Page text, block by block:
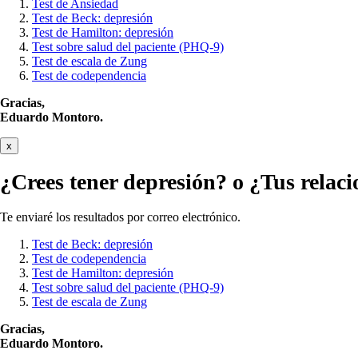
Test de Ansiedad
Test de Beck: depresión
Test de Hamilton: depresión
Test sobre salud del paciente (PHQ-9)
Test de escala de Zung
Test de codependencia
Gracias,
Eduardo Montoro.
x
¿Crees tener depresión? o ¿Tus
Te enviaré los resultados por correo electrónico.
Test de Beck: depresión
Test de codependencia
Test de Hamilton: depresión
Test sobre salud del paciente (PHQ-9)
Test de escala de Zung
Gracias,
Eduardo Montoro.